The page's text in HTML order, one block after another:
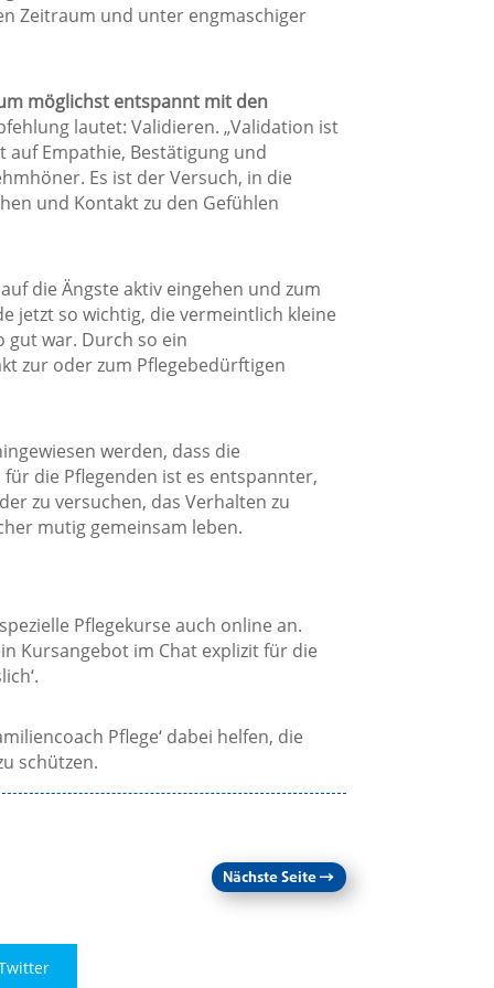
Zeitraum und unter engmaschiger
möglichst entspannt mit den
lautet: Validieren. „Validation ist
auf Empathie, Bestätigung und
Es ist der Versuch, in die
und Kontakt zu den Gefühlen
die Ängste aktiv eingehen und zum
jetzt so wichtig, die vermeintlich kleine
gut war. Durch so ein
zur oder zum Pflegebedürftigen
werden, dass die
die Pflegenden ist es entspannter,
zu versuchen, das Verhalten zu
mutig gemeinsam leben.
Pflegekurse auch online an.
Kursangebot im Chat explizit für die
Pflege‘ dabei helfen, die
schützen.
Nächste Seite→